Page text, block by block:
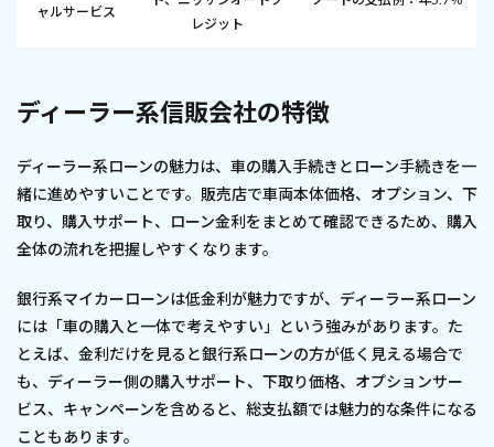
ャルサービス
レジット
ディーラー系信販会社の特徴
ディーラー系ローンの魅力は、車の購入手続きとローン手続きを一
緒に進めやすいことです。販売店で車両本体価格、オプション、下
取り、購入サポート、ローン金利をまとめて確認できるため、購入
全体の流れを把握しやすくなります。
銀行系マイカーローンは低金利が魅力ですが、ディーラー系ローン
には「車の購入と一体で考えやすい」という強みがあります。た
とえば、金利だけを見ると銀行系ローンの方が低く見える場合で
も、ディーラー側の購入サポート、下取り価格、オプションサー
ビス、キャンペーンを含めると、総支払額では魅力的な条件になる
こともあります。